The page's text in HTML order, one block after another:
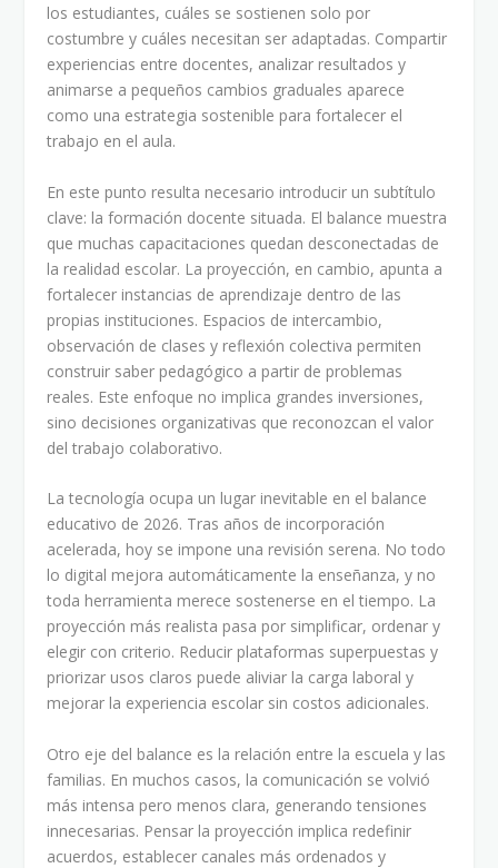
los estudiantes, cuáles se sostienen solo por
costumbre y cuáles necesitan ser adaptadas. Compartir
experiencias entre docentes, analizar resultados y
animarse a pequeños cambios graduales aparece
como una estrategia sostenible para fortalecer el
trabajo en el aula.
En este punto resulta necesario introducir un subtítulo
clave: la formación docente situada. El balance muestra
que muchas capacitaciones quedan desconectadas de
la realidad escolar. La proyección, en cambio, apunta a
fortalecer instancias de aprendizaje dentro de las
propias instituciones. Espacios de intercambio,
observación de clases y reflexión colectiva permiten
construir saber pedagógico a partir de problemas
reales. Este enfoque no implica grandes inversiones,
sino decisiones organizativas que reconozcan el valor
del trabajo colaborativo.
La tecnología ocupa un lugar inevitable en el balance
educativo de 2026. Tras años de incorporación
acelerada, hoy se impone una revisión serena. No todo
lo digital mejora automáticamente la enseñanza, y no
toda herramienta merece sostenerse en el tiempo. La
proyección más realista pasa por simplificar, ordenar y
elegir con criterio. Reducir plataformas superpuestas y
priorizar usos claros puede aliviar la carga laboral y
mejorar la experiencia escolar sin costos adicionales.
Otro eje del balance es la relación entre la escuela y las
familias. En muchos casos, la comunicación se volvió
más intensa pero menos clara, generando tensiones
innecesarias. Pensar la proyección implica redefinir
acuerdos, establecer canales más ordenados y